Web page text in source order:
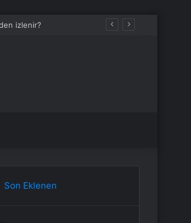
izlenir?
Son Eklenen